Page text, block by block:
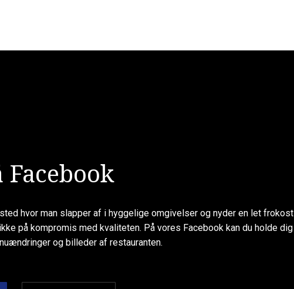
Facebook
hvor man slapper af i hyggelige omgivelser og nyder en let frokost
på kompromis med kvaliteten. På vores Facebook kan du holde dig
og billeder af restauranten.